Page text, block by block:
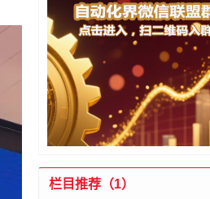
栏目推荐（1）